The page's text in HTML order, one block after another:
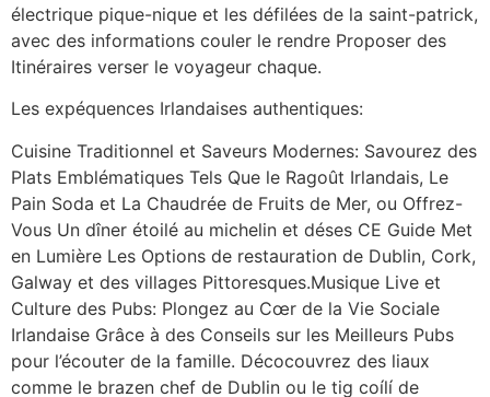
électrique pique-nique et les défilées de la saint-patrick,
avec des informations couler le rendre Proposer des
Itinéraires verser le voyageur chaque.
Les expéquences Irlandaises authentiques:
Cuisine Traditionnel et Saveurs Modernes: Savourez des
Plats Emblématiques Tels Que le Ragoût Irlandais, Le
Pain Soda et La Chaudrée de Fruits de Mer, ou Offrez-
Vous Un dîner étoilé au michelin et déses CE Guide Met
en Lumière Les Options de restauration de Dublin, Cork,
Galway et des villages Pittoresques.Musique Live et
Culture des Pubs: Plongez au Cœr de la Vie Sociale
Irlandaise Grâce à des Conseils sur les Meilleurs Pubs
pour l’écouter de la famille. Décocouvrez des liaux
comme le brazen chef de Dublin ou le tig coílí de